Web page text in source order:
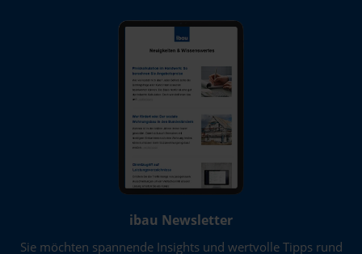
ibau Newsletter
Sie möchten spannende Insights und wertvolle Tipps rund